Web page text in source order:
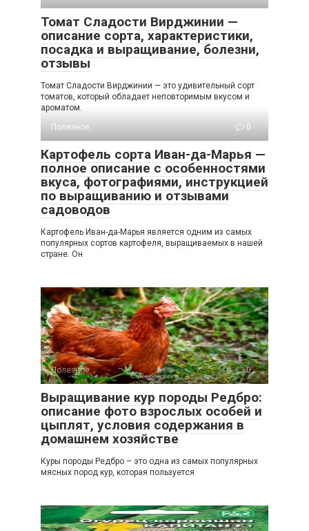
Томат Сладости Вирджинии —
описание сорта, характеристики,
посадка и выращивание, болезни,
отзывы
Томат Сладости Вирджинии — это удивительный сорт
томатов, который обладает неповторимым вкусом и
ароматом.
Полезное
0
Картофель сорта Иван-да-Марья —
полное описание с особенностями
вкуса, фотографиями, инструкцией
по выращиванию и отзывами
садоводов
Картофель Иван-да-Марья является одним из самых
популярных сортов картофеля, выращиваемых в нашей
стране. Он
Полезное 0
Выращивание кур породы Редбро:
описание фото взрослых особей и
цыплят, условия содержания в
домашнем хозяйстве
Куры породы Редбро – это одна из самых популярных
мясных пород кур, которая пользуется